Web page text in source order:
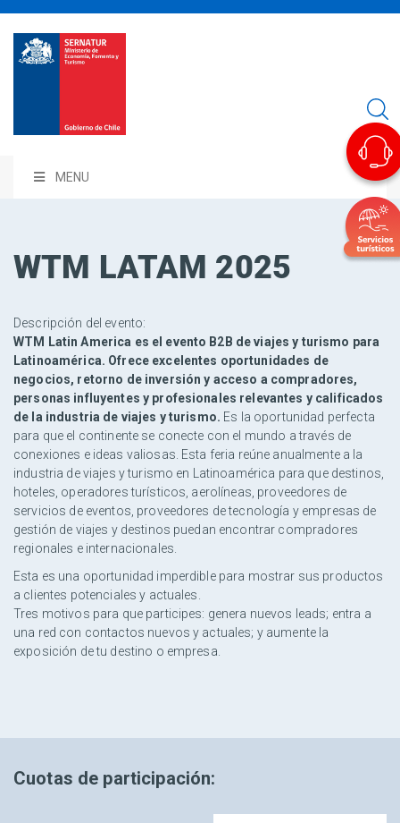
MENU
WTM LATAM 2025
Descripción del evento:
WTM Latin America es el evento B2B de viajes y turismo para
Latinoamérica. Ofrece excelentes oportunidades de
negocios, retorno de inversión y acceso a compradores,
personas influyentes y profesionales relevantes y calificados
de la industria de viajes y turismo. Es la oportunidad perfecta
para que el continente se conecte con el mundo a través de
conexiones e ideas valiosas. Esta feria reúne anualmente a la
industria de viajes y turismo en Latinoamérica para que destinos,
hoteles, operadores turísticos, aerolíneas, proveedores de
servicios de eventos, proveedores de tecnología y empresas de
gestión de viajes y destinos puedan encontrar compradores
regionales e internacionales.
Esta es una oportunidad imperdible para mostrar sus productos
a clientes potenciales y actuales.
Tres motivos para que participes: genera nuevos leads; entra a
una red con contactos nuevos y actuales; y aumente la
exposición de tu destino o empresa.
Cuotas de participación: